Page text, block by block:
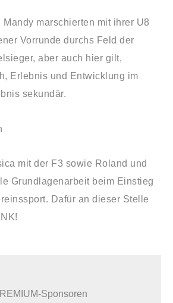
marschierten mit ihrer U8
Vorrunde durchs Feld der
aber auch hier gilt,
Erlebnis und Entwicklung im
sekundär.
mit der F3 sowie Roland und
Grundlagenarbeit beim Einstieg
Dafür an dieser Stelle
Sponsoren